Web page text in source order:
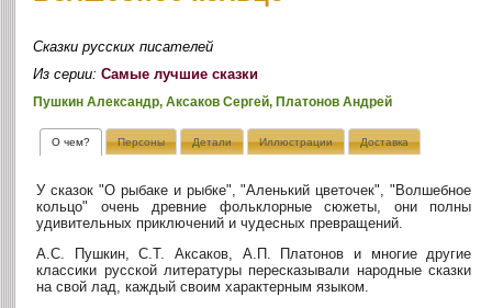
Сказки русских писателей
Из серии:Самые лучшие сказки
Пушкин Александр, Аксаков Сергей, Платонов Андрей
О чем? Персоны Детали Иллюстрации Доставка
У сказок "О рыбаке и рыбке", "Аленький цветочек", "Волшебное
кольцо" очень древние фольклорные сюжеты, они полны
удивительных приключений и чудесных превращений.
А.С. Пушкин, С.Т. Аксаков, А.П. Платонов и многие другие
классики русской литературы пересказывали народные сказки
на свой лад, каждый своим характерным языком.